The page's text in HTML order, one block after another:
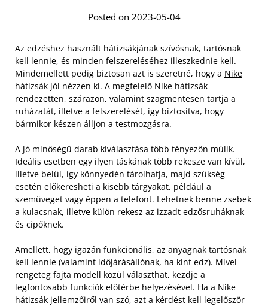
Posted on 2023-05-04
Az edzéshez használt hátizsákjának szívósnak, tartósnak
kell lennie, és minden felszereléséhez illeszkednie kell.
Mindemellett pedig biztosan azt is szeretné, hogy a Nike
hátizsák jól nézzen ki. A megfelelő Nike hátizsák
rendezetten, szárazon, valamint szagmentesen tartja a
ruházatát, illetve a felszerelését, így biztosítva, hogy
bármikor készen álljon a testmozgásra.
A jó minőségű darab kiválasztása több tényezőn múlik.
Ideális esetben egy ilyen táskának több rekesze van kívül,
illetve belül, így könnyedén tárolhatja, majd szükség
esetén előkeresheti a kisebb tárgyakat, például a
szemüveget vagy éppen a telefont. Lehetnek benne zsebek
a kulacsnak, illetve külön rekesz az izzadt edzősruháknak
és cipőknek.
Amellett, hogy igazán funkcionális, az anyagnak tartósnak
kell lennie (valamint időjárásállónak, ha kint edz). Mivel
rengeteg fajta modell közül választhat, kezdje a
legfontosabb funkciók előtérbe helyezésével. Ha a Nike
hátizsák jellemzőiről van szó, azt a kérdést kell legelőször